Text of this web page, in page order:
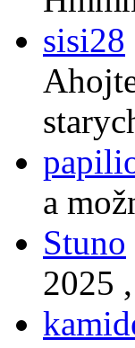
sisi28
a
Stuno
2025